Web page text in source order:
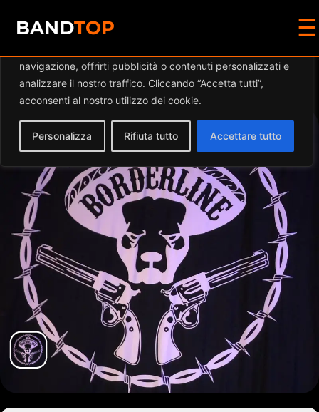
Diamo valore alla tua privacy
navigazione, offrirti pubblicità o contenuti personalizzati e
analizzare il nostro traffico. Cliccando “Accetta tutti”,
acconsenti al nostro utilizzo dei cookie.
Personalizza Rifiuta tutto Accettare tutto
BANDTOP ☰
Events at this location